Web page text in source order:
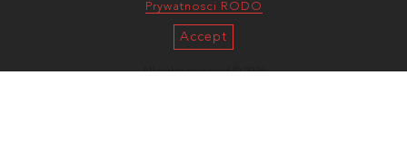
All rights reserved © 2026
Prywatnosci RODO
Accept